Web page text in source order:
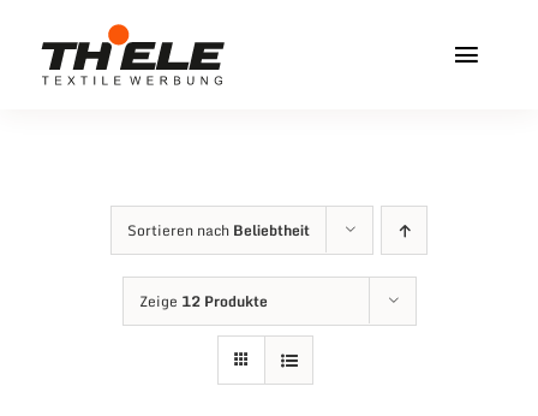
Inhalt
Service & Info
Sortieren nach Beliebtheit
Zeige 12 Produkte